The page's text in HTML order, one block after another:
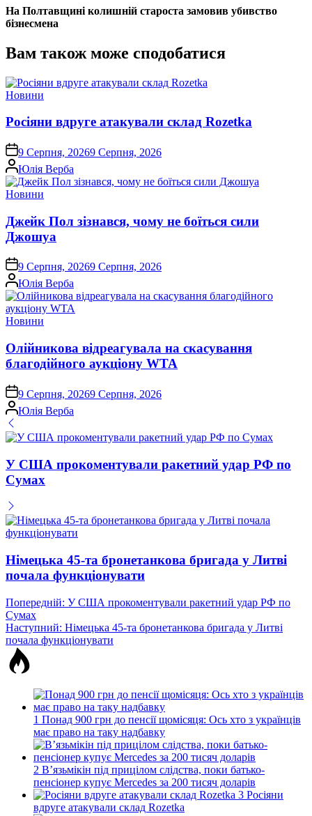
На Полтавщині колишній староста замовив убивство
бізнесмена
Вам також може сподобатися
Опублікувати
Новини
Росіяни вдруге атакували склад Rozetka
on9 Серпня, 20269 Серпня, 2026
Опубліковано
Юлія Верба
Опублікувати
Новини
Джейк Пол зізнався, чому не боїться сили
Джошуа
on9 Серпня, 20269 Серпня, 2026
Опубліковано
Юлія Верба
Опублікувати
Новини
Олійникова відреагувала на скасування
благодійного аукціону WTA
on9 Серпня, 20269 Серпня, 2026
Опубліковано
Юлія Верба
У США прокоментували ракетний удар РФ по
Сумах
Німецька 45-та бронетанкова бригада у Литві
почала функціонувати
Навігація
записів
Попередній: У США прокоментували ракетний удар РФ по
Сумах
Наступний: Німецька 45-та бронетанкова бригада у Литві
почала функціонувати
1 Понад 900 грн до пенсії щомісяця: Ось хто з українців
має право на таку надбавку
2 В’язьмікін під прицілом слідства, поки батько-
пенсіонер купує Mercedes за 200 тисяч доларів
3 Росіяни
вдруге атакували склад Rozetka